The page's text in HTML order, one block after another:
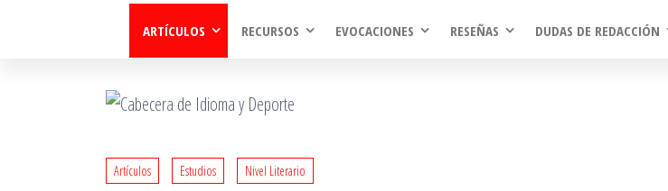
ARTÍCULOS RECURSOS EVOCACIONES RESEÑAS DUDAS DE REDACCIÓN
Artículos Estudios Nivel Literario